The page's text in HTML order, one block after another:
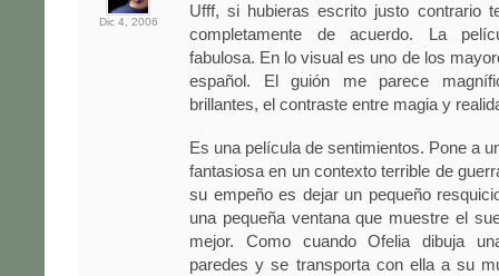
Dic 4, 2006
Ufff, si hubieras escrito justo contrario
completamente de acuerdo. La
fabulosa. En lo visual es uno de los
español. El guión me parece
brillantes, el contraste entre magia y
Es una película de sentimientos. Pone a
fantasiosa en un contexto terrible de
su empeño es dejar un pequeño
una pequeña ventana que muestre el
mejor. Como cuando Ofelia dibuja
paredes y se transporta con ella a su